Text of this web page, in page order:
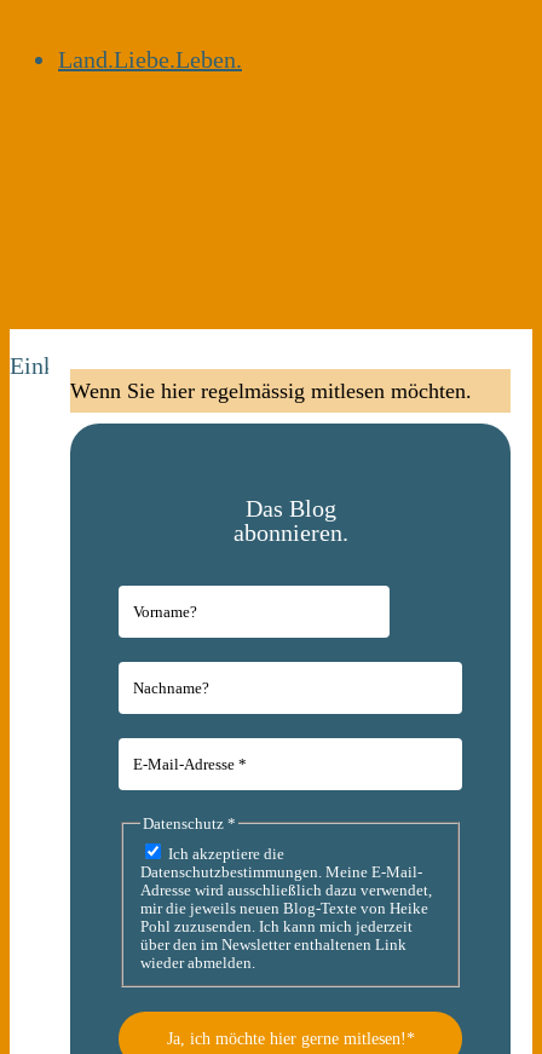
Land.Liebe.Leben.
Einkaufswagen
Wenn Sie hier regelmässig mitlesen möchten.
Das Blog
abonnieren.
Datenschutz *
Ich akzeptiere die
Datenschutzbestimmungen. Meine E-Mail-
Adresse wird ausschließlich dazu verwendet,
mir die jeweils neuen Blog-Texte von Heike
Pohl zuzusenden. Ich kann mich jederzeit
über den im Newsletter enthaltenen Link
wieder abmelden.